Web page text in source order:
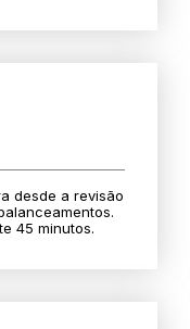
desde a revisão
45 minutos.